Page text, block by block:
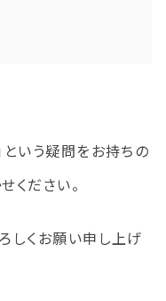
という疑問をお持ちの
ください。
しくお願い申し上げ